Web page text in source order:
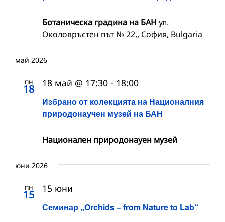
Ботаническа градина на БАН ул.
Околовръстен път № 22,, София, Bulgaria
май 2026
пн
18
Избрано от колекцията на Националния
природонаучен музей на БАН
18 май @ 17:30 - 18:00
Национален природонауен музей
юни 2026
пн
15
Семинар „Orchids – from Nature to Lab“
15 юни